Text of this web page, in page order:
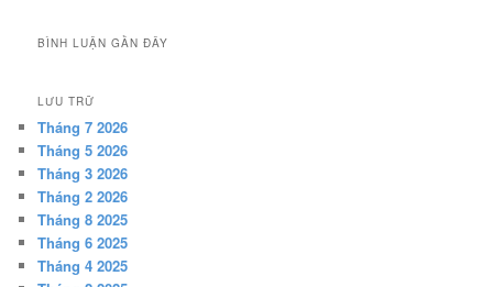
BÌNH LUẬN GẦN ĐÂY
LƯU TRỮ
Tháng 7 2026
Tháng 5 2026
Tháng 3 2026
Tháng 2 2026
Tháng 8 2025
Tháng 6 2025
Tháng 4 2025